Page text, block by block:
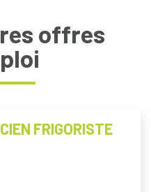
offres
FRIGORISTE